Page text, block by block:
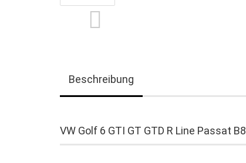
Beschreibung
VW Golf 6 GTI GT GTD R Line Passat